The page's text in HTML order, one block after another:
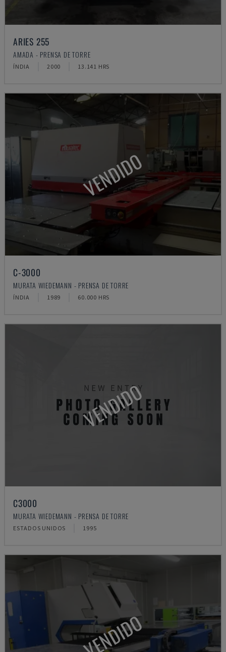
ARIES 255
AMADA - PRENSA DE TORRE
ÍNDIA 2000 13.141 HRS
VENDIDO
C-3000
MURATA WIEDEMANN - PRENSA DE TORRE
ÍNDIA 1989 60.000 HRS
VENDIDO
C3000
MURATA WIEDEMANN - PRENSA DE TORRE
ESTADOS UNIDOS 1995
VENDIDO